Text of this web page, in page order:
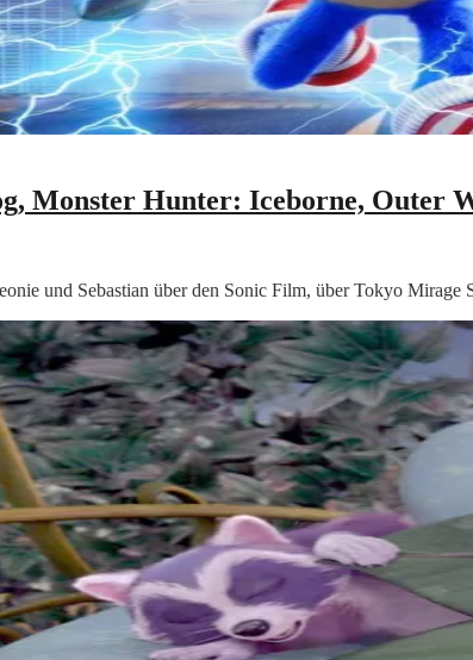
Monster Hunter: Iceborne, Outer
und Sebastian über den Sonic Film, über Tokyo